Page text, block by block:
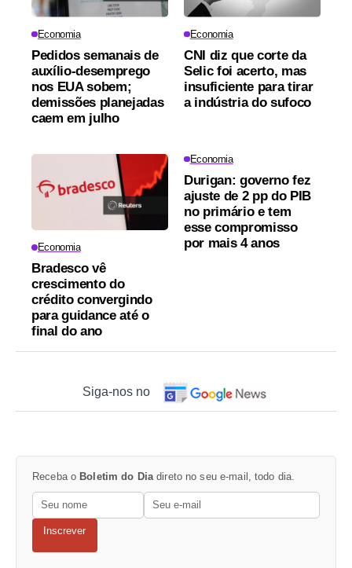
Economia
Pedidos semanais de
auxílio-desemprego
nos EUA sobem;
demissões planejadas
caem em julho
Economia
CNI diz que corte da
Selic foi acerto, mas
insuficiente para tirar
a indústria do sufoco
Economia
Bradesco vê
crescimento do
crédito convergindo
para guidance até o
final do ano
Economia
Durigan: governo fez
ajuste de 2 pp do PIB
no primário e tem
esse compromisso
por mais 4 anos
Siga-nos no
Receba o Boletim do Diadireto no seu e-mail, todo dia.
Inscrever